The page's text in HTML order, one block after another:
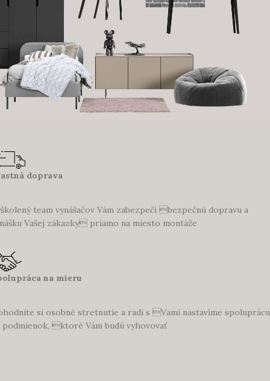
doprava
team vynášačov Vám zabezpečí bezpečnú dopravu a
Vašej zákazky priamo na miesto montáže
na mieru
si osobné stretnutie a radi s Vami nastavíme spoluprácu
podmienok, ktoré Vám budú vyhovovať